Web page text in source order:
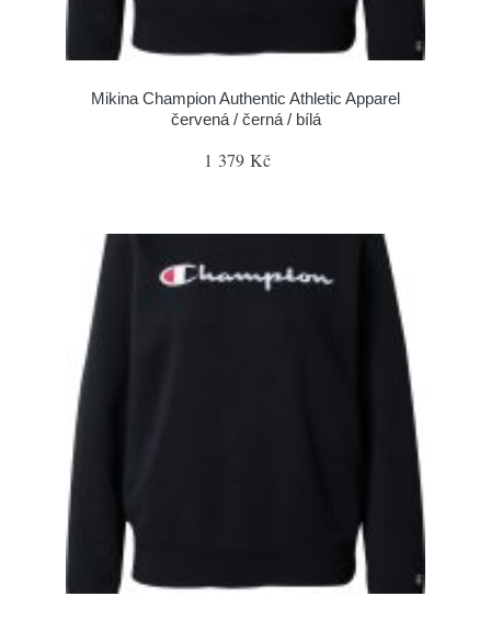
Mikina Champion Authentic Athletic Apparel
červená / černá / bílá
1 379 Kč